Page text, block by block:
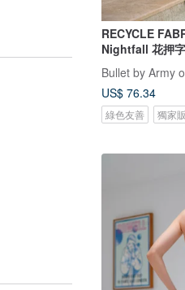
RECYCLE
Nightfall 花押
Bullet by Army
US$ 76.34
綠色友善 獨家